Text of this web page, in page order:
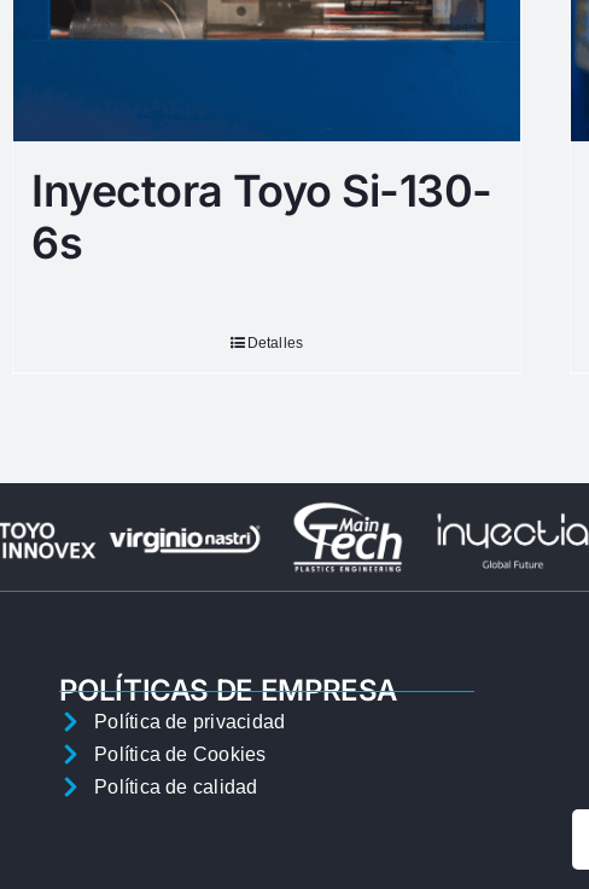
Inyectora Toyo Si-130-
6s
Detalles
POLÍTICAS DE EMPRESA
Política de privacidad
Política de Cookies
Política de calidad